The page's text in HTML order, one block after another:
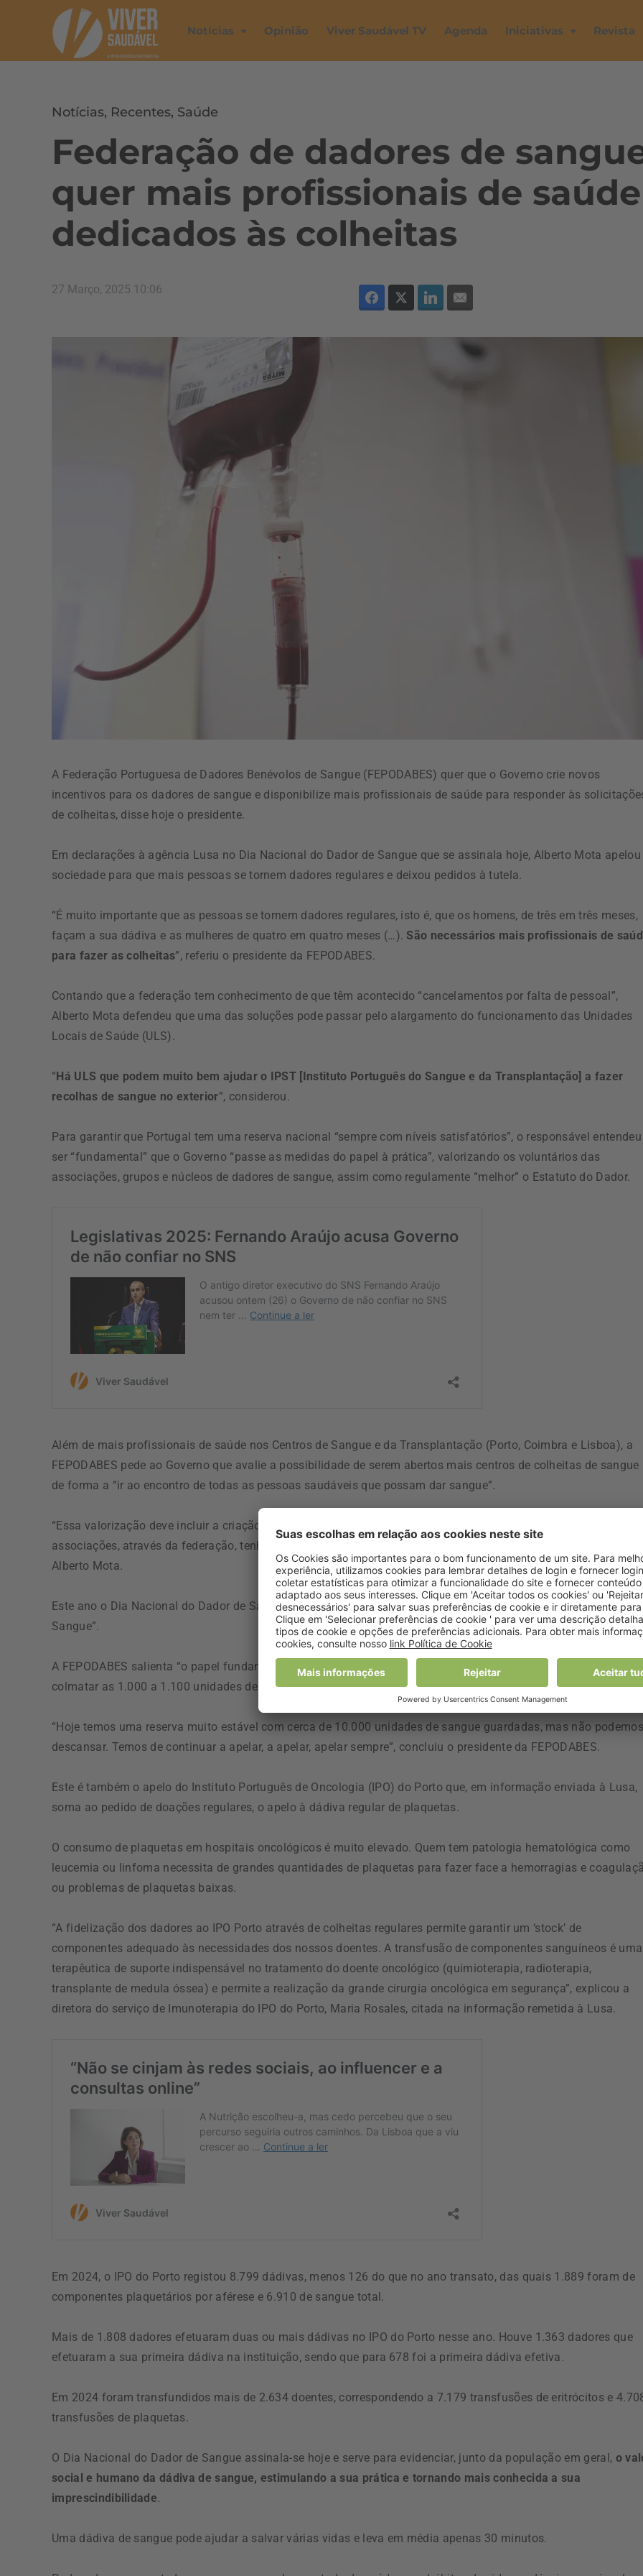
Notícias Opinião Viver Saudável TV Agenda Iniciativas Revista
Notícias, Recentes, Saúde
Federação de dadores de
quer mais profissionais de saúde
dedicados às colheitas
27 Março, 2025 10:06
A Federação Portuguesa de Dadores Benévolos de Sangue (FEPODABES) quer que o Governo crie novos
incentivos para os dadores de sangue e disponibilize mais profissionais de saúde para responder às
de colheitas, disse hoje o presidente.
Em declarações à agência Lusa no Dia Nacional do Dador de Sangue que se assinala hoje, Alberto Mota
sociedade para que mais pessoas se tornem dadores regulares e deixou pedidos à tutela.
“É muito importante que as pessoas se tornem dadores regulares, isto é, que os homens, de três em três meses,
façam a sua dádiva e as mulheres de quatro em quatro meses (…).São necessários mais profissionais de
para fazer as colheitas”, referiu o presidente da FEPODABES.
Contando que a federação tem conhecimento de que têm acontecido “cancelamentos por falta de pessoal”,
Alberto Mota defendeu que uma das soluções pode passar pelo alargamento do funcionamento das Unidades
Locais de Saúde (ULS).
“ Há ULS que podem muito bem ajudar o IPST [Instituto Português do Sangue e da Transplantação] a fazer
recolhas de sangue no exterior”, considerou.
Para garantir que Portugal tem uma reserva nacional “sempre com níveis satisfatórios”, o responsável entendeu
ser “fundamental” que o Governo “passe as medidas do papel à prática”, valorizando os voluntários das
associações, grupos e núcleos de dadores de sangue, assim como regulamente “melhor” o Estatuto do Dador.
Além de mais profissionais de saúde nos Centros de Sangue e da Transplantação (Porto, Coimbra e Lisboa), a
FEPODABES pede ao Governo que avalie a possibilidade de serem abertos mais centros de colheitas de sangue
de forma a “ir ao encontro de todas as pessoas saudáveis que possam dar sangue”.
“Essa valorização deve incluir a criação do Conselho Consultivo do Sangue, onde os dadores de sangue e suas
associações, através da federação, tenham lugar na discussão e informação sobre a dádiva de sangue”,
Alberto Mota.
Este ano o Dia Nacional do Dador de Sangue tem como tema “A importância da Diversidade na Dádiva de
Sangue”.
A FEPODABES salienta “o papel fundamental dos dadores de sangue que têm estado sempre presentes para
colmatar as 1.000 a 1.100 unidades de sangue necessárias todos os dias”.
“Hoje temos uma reserva muito estável com cerca de 10.000 unidades de sangue guardadas, mas não podemos
descansar. Temos de continuar a apelar, a apelar, apelar sempre”, concluiu o presidente da FEPODABES.
Este é também o apelo do Instituto Português de Oncologia (IPO) do Porto que, em informação enviada à Lusa,
soma ao pedido de doações regulares, o apelo à dádiva regular de plaquetas.
O consumo de plaquetas em hospitais oncológicos é muito elevado. Quem tem patologia hematológica como
leucemia ou linfoma necessita de grandes quantidades de plaquetas para fazer face a hemorragias e
ou problemas de plaquetas baixas.
“A fidelização dos dadores ao IPO Porto através de colheitas regulares permite garantir um ‘stock’ de
componentes adequado às necessidades dos nossos doentes. A transfusão de componentes sanguíneos é uma
terapêutica de suporte indispensável no tratamento do doente oncológico (quimioterapia, radioterapia,
transplante de medula óssea) e permite a realização da grande cirurgia oncológica em segurança”, explicou a
diretora do serviço de Imunoterapia do IPO do Porto, Maria Rosales, citada na informação remetida à Lusa.
Em 2024, o IPO do Porto registou 8.799 dádivas, menos 126 do que no ano transato, das quais 1.889 foram de
componentes plaquetários por aférese e 6.910 de sangue total.
Mais de 1.808 dadores efetuaram duas ou mais dádivas no IPO do Porto nesse ano. Houve 1.363 dadores que
efetuaram a sua primeira dádiva na instituição, sendo que para 678 foi a primeira dádiva efetiva.
Em 2024 foram transfundidos mais de 2.634 doentes, correspondendo a 7.179 transfusões de eritrócitos e
transfusões de plaquetas.
O Dia Nacional do Dador de Sangue assinala-se hoje e serve para evidenciar, junto da população em geral, o
social e humano da dádiva de sangue, estimulando a sua prática e tornando mais conhecida a sua
imprescindibilidade.
Uma dádiva de sangue pode ajudar a salvar várias vidas e leva em média apenas 30 minutos.